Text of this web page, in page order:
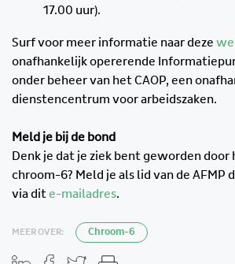
17.00 uur).
Surf voor meer informatie naar deze
onafhankelijk opererende
onder beheer van het CAOP, een
dienstencentrum voor arbeidszaken.
Meld je bij de bond
Denk je dat je ziek bent geworden
chroom-6? Meld je als lid van de AFMP
via dite-mailadres.
MEER OVER: Chroom-6